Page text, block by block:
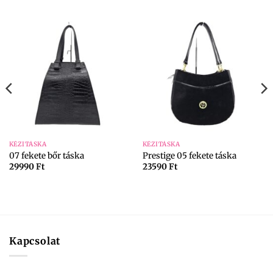
KÉZITÁSKA
07 fekete bőr táska
29990Ft
KÉZITÁSKA
Prestige 05 fekete táska
23590Ft
Kapcsolat